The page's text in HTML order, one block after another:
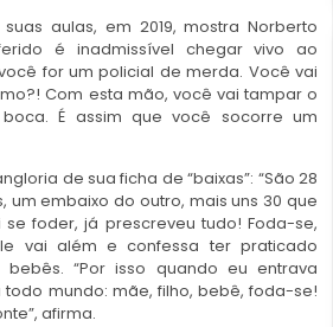
aulas, em 2019, mostra Norberto
é inadmissível chegar vivo ao
for um policial de merda. Você vai
Com esta mão, você vai tampar o
É assim que você socorre um
de sua ficha de “baixas”: “São 28
um embaixo do outro, mais uns 30 que
foder, já prescreveu tudo! Foda-se,
vai além e confessa ter praticado
bebês. “Por isso quando eu entrava
mundo: mãe, filho, bebê, foda-se!
afirma.